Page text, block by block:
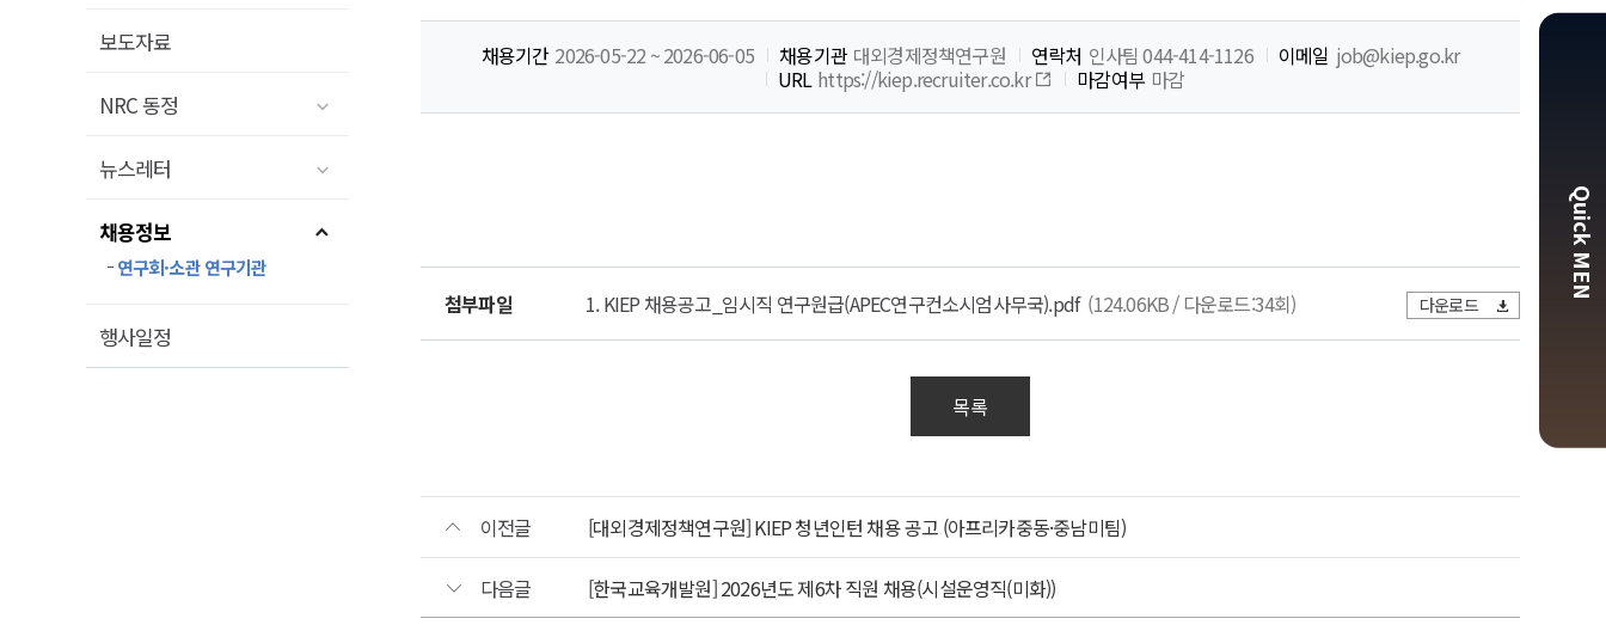
보도자료
NRC 동정
뉴스레터
채용정보
연구회·소관 연구기관
행사일정
채용기간 2026-05-22 ~ 2026-06-05 채용기관 대외경제정책연구원 연락처 인사팀 044-414-1126 이메일 job@kiep.go.kr
URL https://kiep.recruiter.co.kr 마감여부 마감
첨부파일 1. KIEP 채용공고_임시직 연구원급(APEC연구컨소시엄사무국).pdf (124.06KB / 다운로드:34회) 다운로드
목록
이전글 [대외경제정책연구원] KIEP 청년인턴 채용 공고 (아프리카중동·중남미팀)
다음글 [한국교육개발원] 2026년도 제6차 직원 채용(시설운영직(미화))
Quick MEN